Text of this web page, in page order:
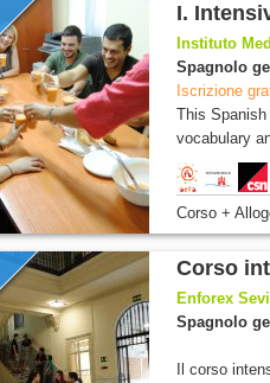
I.
Instituto
Spagnolo
Iscrizione
This
vocabulary
Corso +
Corso
Enforex
Spagnolo
Il corso